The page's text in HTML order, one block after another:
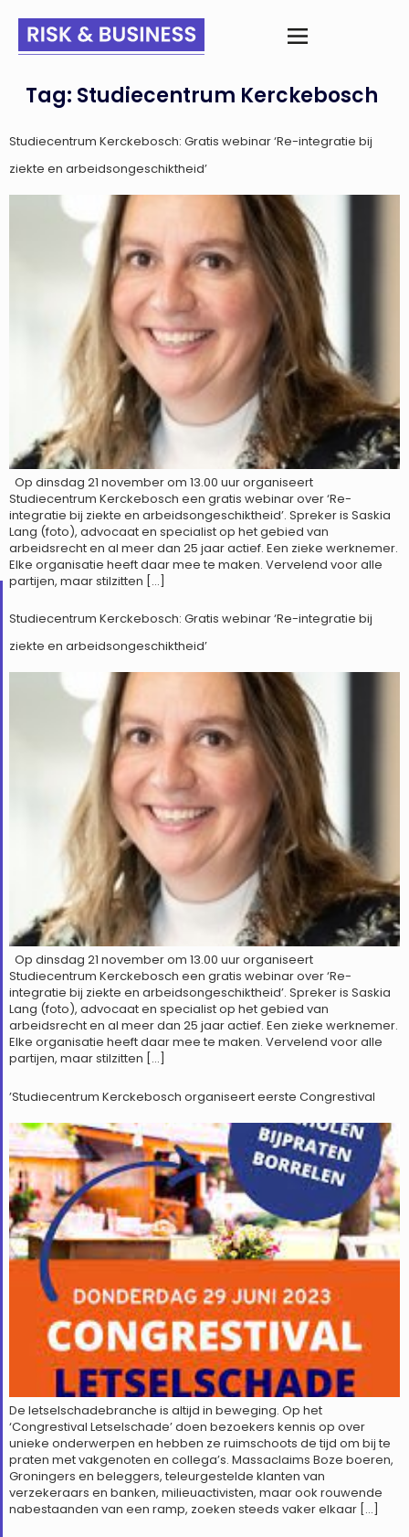
Tag: Studiecentrum Kerckebosch
Studiecentrum Kerckebosch: Gratis webinar ‘Re-integratie bij
ziekte en arbeidsongeschiktheid’
Op dinsdag 21 november om 13.00 uur organiseert
Studiecentrum Kerckebosch een gratis webinar over ‘Re-
integratie bij ziekte en arbeidsongeschiktheid’. Spreker is Saskia
Lang (foto), advocaat en specialist op het gebied van
arbeidsrecht en al meer dan 25 jaar actief. Een zieke werknemer.
Elke organisatie heeft daar mee te maken. Vervelend voor alle
partijen, maar stilzitten […]
Studiecentrum Kerckebosch: Gratis webinar ‘Re-integratie bij
ziekte en arbeidsongeschiktheid’
Op dinsdag 21 november om 13.00 uur organiseert
Studiecentrum Kerckebosch een gratis webinar over ‘Re-
integratie bij ziekte en arbeidsongeschiktheid’. Spreker is Saskia
Lang (foto), advocaat en specialist op het gebied van
arbeidsrecht en al meer dan 25 jaar actief. Een zieke werknemer.
Elke organisatie heeft daar mee te maken. Vervelend voor alle
partijen, maar stilzitten […]
’Studiecentrum Kerckebosch organiseert eerste Congrestival
De letselschadebranche is altijd in beweging. Op het
‘Congrestival Letselschade’ doen bezoekers kennis op over
unieke onderwerpen en hebben ze ruimschoots de tijd om bij te
praten met vakgenoten en collega’s. Massaclaims Boze boeren,
Groningers en beleggers, teleurgestelde klanten van
verzekeraars en banken, milieuactivisten, maar ook rouwende
nabestaanden van een ramp, zoeken steeds vaker elkaar […]